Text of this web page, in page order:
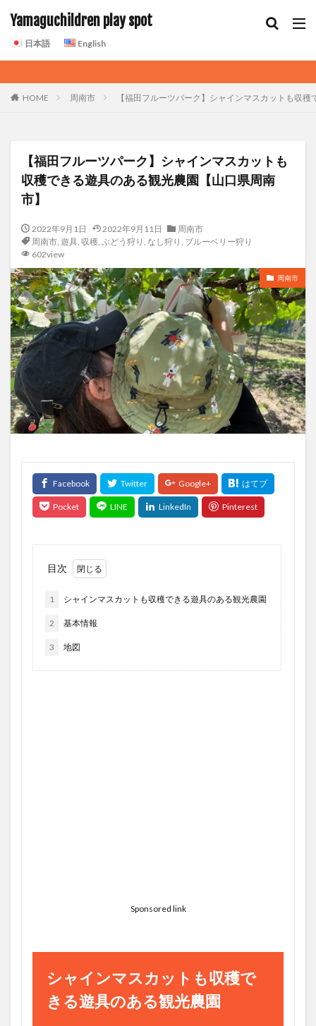
Yamaguchildren play spot
日本語 English
HOME 周南市 【福田フルーツパーク】シャインマスカットも収
【福田フルーツパーク】シャインマスカットも
収穫できる遊具のある観光農園【山口県周南
市】
2022年9月1日 2022年9月11日
周南市
周南市, 遊具, 収穫, ぶどう狩り , なし狩り , ブルーベリー狩り
602view
周南市
目次
1 シャインマスカットも収穫できる遊具のある観光農園
2 基本情報
3 地図
Sponsored link
シャインマスカットも収穫で
きる遊具のある観光農園